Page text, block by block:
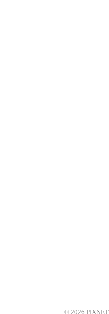
© 2026 PIXNET